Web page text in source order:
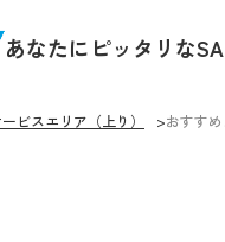
あなたにピッタリな
ビスエリア（上り） おすす